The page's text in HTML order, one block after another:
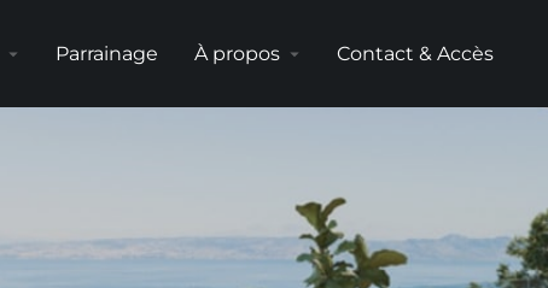
arrow_drop_down Parrainage À propos arrow_drop_down Contact & Accès